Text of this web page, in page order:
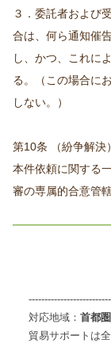
３．委託者および
合は、何ら通知催
し、かつ、これに
る。（この場合に
しない。）
第10条 （紛争解決）
本件依頼に関する
審の専属的合意管
対応地域： 首都
貿易サポートは